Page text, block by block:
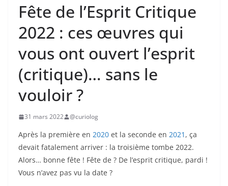
Fête de l’Esprit Critique
2022 : ces œuvres qui
vous ont ouvert l’esprit
(critique)… sans le
vouloir ?
31 mars 2022 @curiolog
Après la première en 2020 et la seconde en 2021 , ça
devait fatalement arriver : la troisième tombe 2022.
Alors… bonne fête ! Fête de ? De l’esprit critique, pardi !
Vous n’avez pas vu la date ?